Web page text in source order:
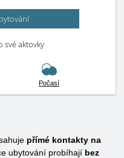
své aktovky
Počasí
přímé kontakty na
ubytování probíhají bez